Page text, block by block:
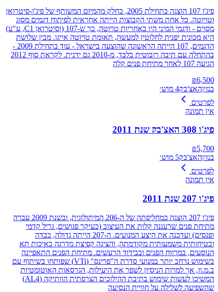
פיג'ו 107 הוצגה בתחילת 2005, כחלק מהמיזם המשותף של פיג'ו-סיטרואן
וטויוטה. כל אחת משתי הקבוצות הייתה אחראית לפיתוח דגמים מסוג
מסוים - ודגמי המיני היו באחריות טויוטה, כך ש-107 (וסיטרואן C1, ע"ע)
היא מכונית יפנית לחלוטין למעשה, תאומת טויוטה אייגו. מבין שלושת
הדגמים, 107 הייתה הראשונה שהוצעה בישראל - עוד בתחילת 2009 -
בהתחלה עם תיבה רובוטית בלבד, מ-2010 גם ידנית. לקראת סוף 2012
הגיעה 107 לאחר מתיחת פנים קלה
₪6,500
בנזיןהאצ'בק4 מוש׳
לפרטים
אין תמונה
פיג'ו 308 האצ'בק שנת 2011
₪5,700
בנזיןהאצ'בק5 מוש׳
לפרטים
אין תמונה
פיג'ו 207 שנת 2011
פיג'ו 207 הוצגה כמחליפתה של ה-206 המיתולוגית, ובשנת 2009 עברה
מתיחת פנים שרעננה קלות את העיצוב (בעיקר פגושים, גריל קדמי
ופנסים) ועדכנה את היצע המנועים. ה-207 הייתה גדולה, כבדה
ובטיחותית משמעותית מקודמתה, והציגה קפיצת מדרגה באיכות תא
הנוסעים, במרווח הפנים ובבידוד הרעשים. מתיחת הפנים התאפיינה
בשימוש נרחב יותר במנועי סדרת ה"פרינס" (VTi) שפותחו בשיתוף עם
ב.מ.וו, אך למרות הניסיון לשפר את היעילות, הגרסאות האוטומטיות
המשיכו לעשות שימוש בתיבת ההילוכים הצרפתית הוותיקה (AL4)
שהשפיעה לשלילה על חוויית הנסיעה